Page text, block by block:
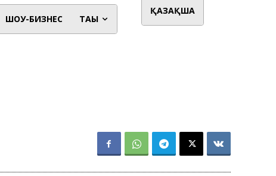
ШОУ-БИЗНЕС ТАҒЫ
ҚАЗАҚША